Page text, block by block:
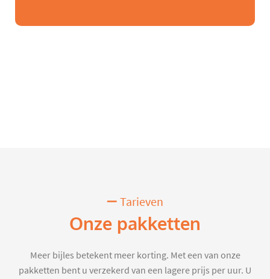
Tarieven
Onze pakketten
Meer bijles betekent meer korting. Met een van onze
pakketten bent u verzekerd van een lagere prijs per uur. U